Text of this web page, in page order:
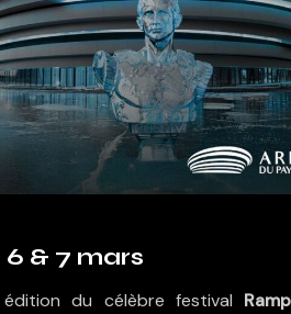
& 7 mars
du célèbre festival